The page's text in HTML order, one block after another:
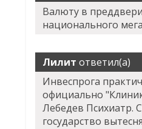
Валюту в
национального
Лилит ответил(а)
Инвеспрога
официально
Лебедев Психиатр.
государство